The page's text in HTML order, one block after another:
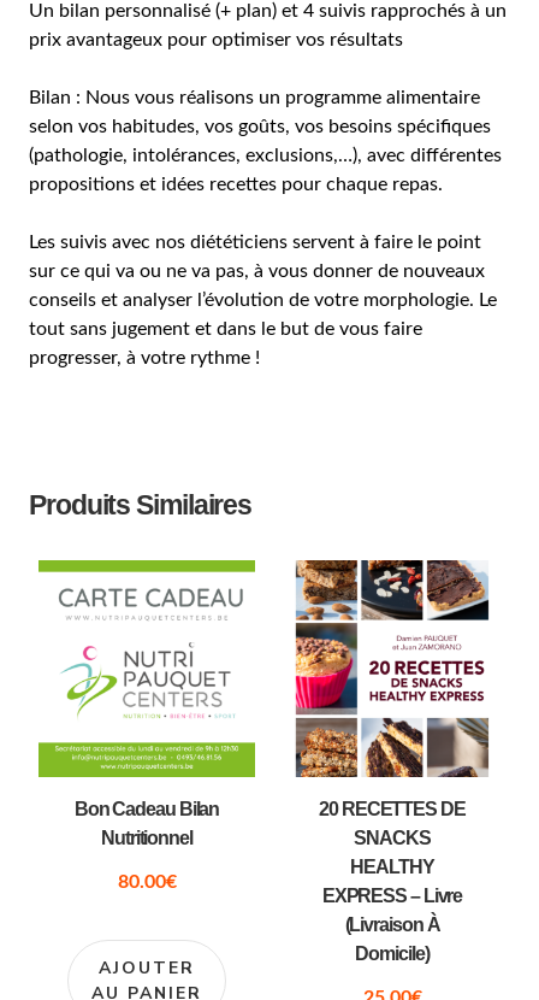
Un bilan personnalisé (+ plan) et 4 suivis rapprochés à un
prix avantageux pour optimiser vos résultats
Bilan : Nous vous réalisons un programme alimentaire
selon vos habitudes, vos goûts, vos besoins spécifiques
(pathologie, intolérances, exclusions,…), avec différentes
propositions et idées recettes pour chaque repas.
Les suivis avec nos diététiciens servent à faire le point
sur ce qui va ou ne va pas, à vous donner de nouveaux
conseils et analyser l’évolution de votre morphologie. Le
tout sans jugement et dans le but de vous faire
progresser, à votre rythme !
Produits Similaires
Bon Cadeau Bilan
Nutritionnel
80.00€
AJOUTER
AU PANIER
20 RECETTES DE
SNACKS
HEALTHY
EXPRESS – Livre
(livraison À
Domicile)